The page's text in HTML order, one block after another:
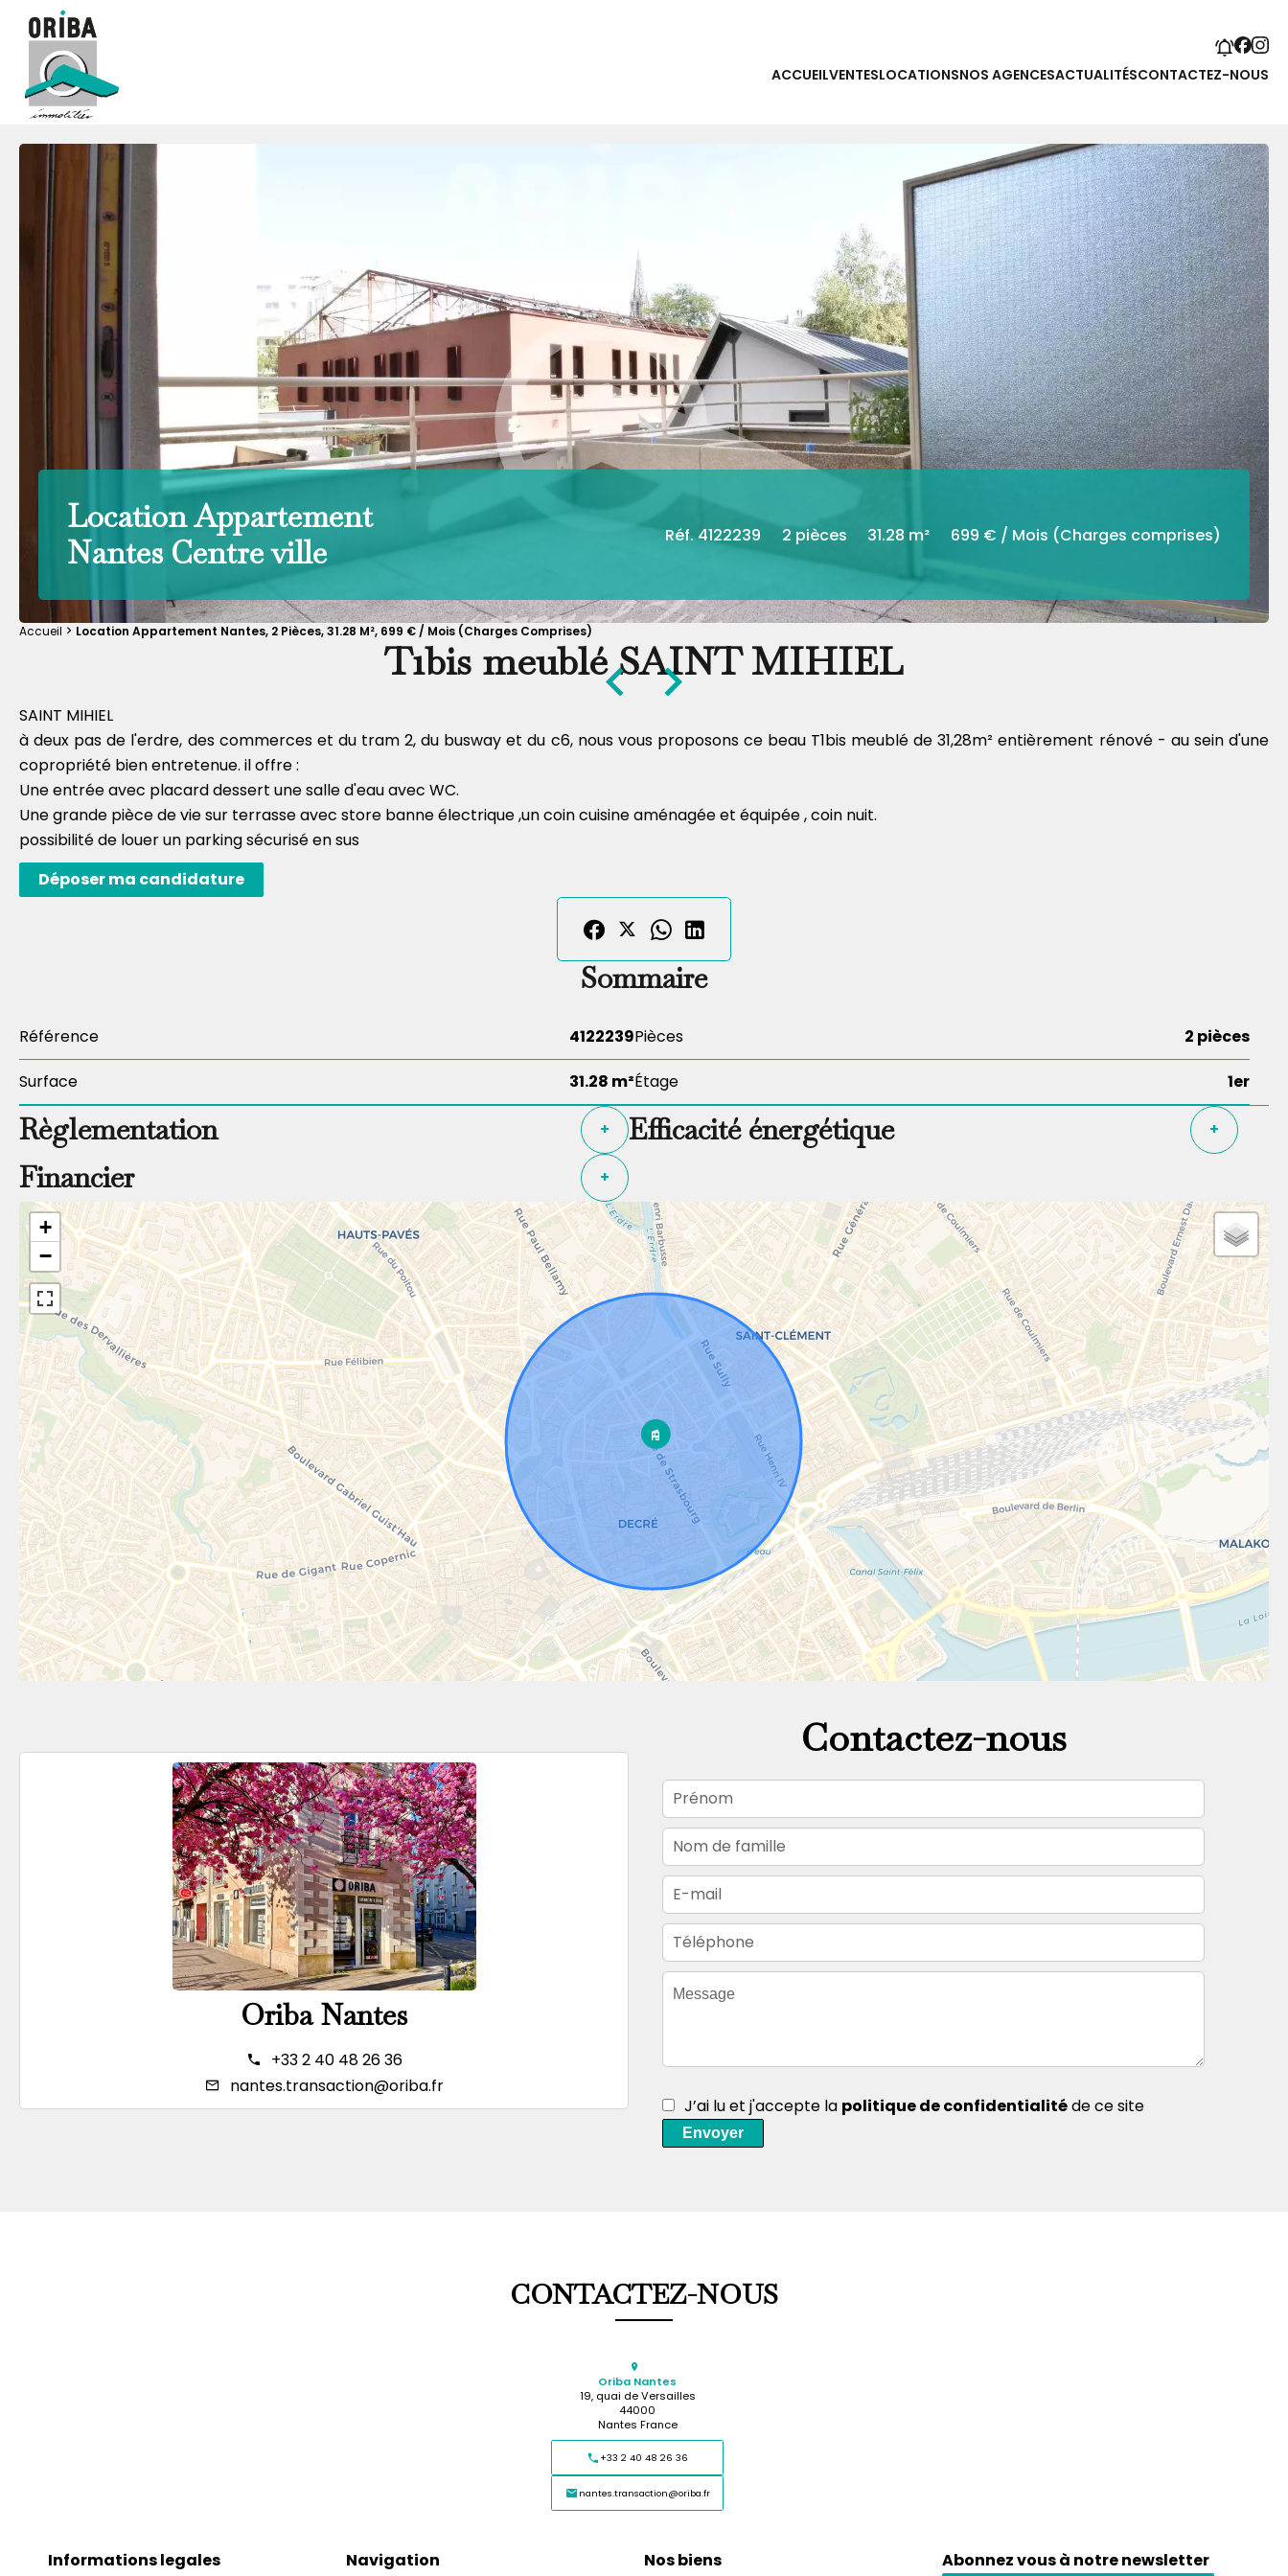
ACCUEILVENTESLOCATIONSNOS AGENCESACTUALITÉSCONTACTEZ-NOUS
Location Appartement
Nantes Centre ville
Réf. 4122239 2 pièces 31.28 m² 699 € / Mois (Charges comprises)
Accueil Location Appartement Nantes, 2 Pièces, 31.28 M², 699 € / Mois (Charges Comprises)
T1bis meublé SAINT MIHIEL
SAINT MIHIEL
à deux pas de l'erdre, des commerces et du tram 2, du busway et du c6, nous vous proposons ce beau T1bis meublé de 31,28m² entièrement rénové - au sein d'une
copropriété bien entretenue. il offre :
Une entrée avec placard dessert une salle d'eau avec WC.
Une grande pièce de vie sur terrasse avec store banne électrique ,un coin cuisine aménagée et équipée , coin nuit.
possibilité de louer un parking sécurisé en sus
Déposer ma candidature
Sommaire
Référence 4122239Pièces 2 pièces
Surface 31.28 m²Étage 1er
Règlementation + Efficacité énergétique +
Financier +
+
−
Oriba Nantes
+33 2 40 48 26 36
nantes.transaction@oriba.fr
Contactez-nous
J’ai lu et j'accepte la politique de confidentialitéde ce site
Envoyer
CONTACTEZ-NOUS
Oriba Nantes
19, quai de Versailles
44000
Nantes France
+33 2 40 48 26 36
nantes.transaction@oriba.fr
Informations legales Navigation Nos biens Abonnez vous à notre newsletter